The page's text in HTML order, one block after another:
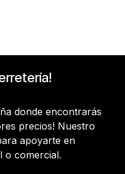
donde encontrarás
precios! Nuestro
apoyarte en
o comercial.